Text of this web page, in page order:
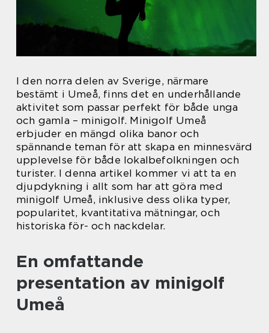
I den norra delen av Sverige, närmare
bestämt i Umeå, finns det en underhållande
aktivitet som passar perfekt för både unga
och gamla – minigolf. Minigolf Umeå
erbjuder en mängd olika banor och
spännande teman för att skapa en minnesvärd
upplevelse för både lokalbefolkningen och
turister. I denna artikel kommer vi att ta en
djupdykning i allt som har att göra med
minigolf Umeå, inklusive dess olika typer,
popularitet, kvantitativa mätningar, och
historiska för- och nackdelar.
En omfattande
presentation av minigolf
Umeå